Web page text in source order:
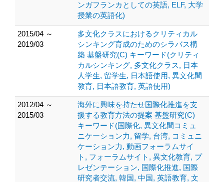
ンガフランカとしての英語, ELF, 大学
授業の英語化)
2015/04 ～
2019/03
多文化クラスにおけるクリティカル
シンキング育成のためのシラバス構
築 基盤研究(C) キーワード(クリティ
カルシンキング, 多文化クラス, 日本
人学生, 留学生, 日本語使用, 異文化間
教育, 日本語教育, 英語使用)
2012/04 ～
2015/03
海外に興味を持たせ国際化推進を支
援する教育方法の提案 基盤研究(C)
キーワード(国際化, 異文化間コミュ
ニケーション力, 留学, 台湾, コミュニ
ケーション力, 動画フォーラムサイ
ト, フォーラムサイト, 異文化教育, プ
レゼンテーション, 国際化推進, 国際
研究者交流, 韓国, 中国, 英語教育, 文